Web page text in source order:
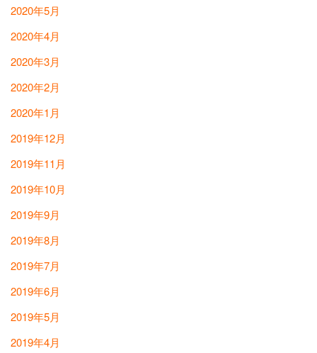
2020年5月
2020年4月
2020年3月
2020年2月
2020年1月
2019年12月
2019年11月
2019年10月
2019年9月
2019年8月
2019年7月
2019年6月
2019年5月
2019年4月